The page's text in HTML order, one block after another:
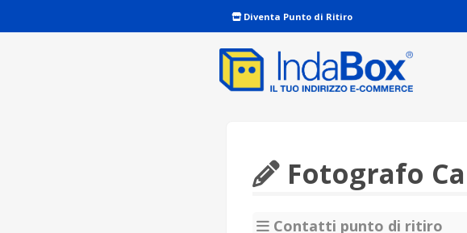
Diventa Punto di Ritiro
Fotografo
Contatti punto di ritiro